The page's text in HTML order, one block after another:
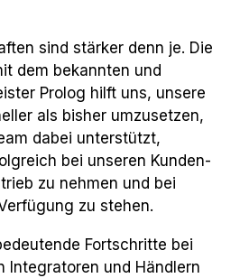
sind stärker denn je. Die
dem bekannten und
Prolog hilft uns, unsere
als bisher umzusetzen,
dabei unterstützt,
bei unseren Kunden­
zu nehmen und bei
zu stehen.
Fortschritte bei
Integratoren und Händlern